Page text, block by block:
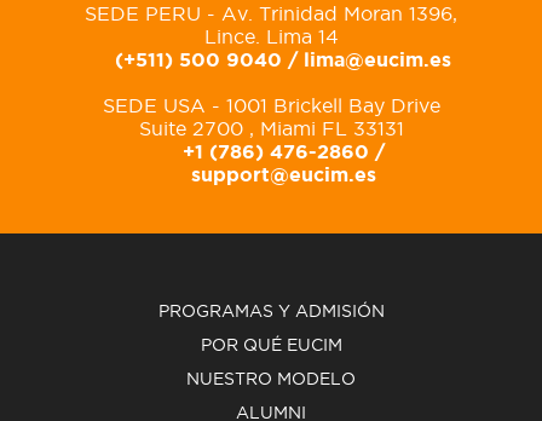
SEDE PERU - Av. Trinidad Moran 1396,
Lince. Lima 14
(+511) 500 9040 / lima@eucim.es
SEDE USA - 1001 Brickell Bay Drive
Suite 2700 , Miami FL 33131
+1 (786) 476-2860 /
support@eucim.es
PROGRAMAS Y ADMISIÓN
POR QUÉ EUCIM
NUESTRO MODELO
ALUMNI